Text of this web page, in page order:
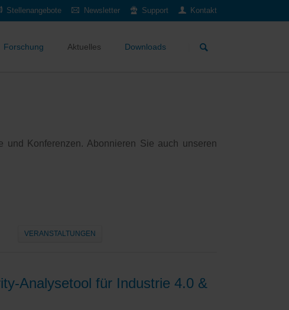
Stellenangebote Newsletter Support Kontakt
überspringen
Forschung Aktuelles Downloads
Konferenzen. Abonnieren Sie auch unseren
VERANSTALTUNGEN
Analysetool für Industrie 4.0 &